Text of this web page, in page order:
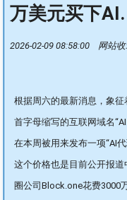
万美元买下
2026-02-09 08:58:00 网站
根据周六的最新消息，象征
首字母缩写的互联网域名
在本周被用来发布一项“AI代
这个价格也是目前公开报
圈公司Block.one花费3000